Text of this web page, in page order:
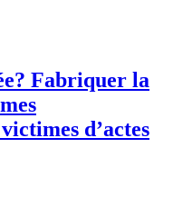
Fabriquer la
d’actes